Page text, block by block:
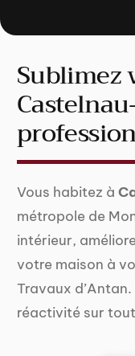
Sublimez
Vous habitez à
métropole de
intérieur,
votre maison à
Travaux
réactivité sur